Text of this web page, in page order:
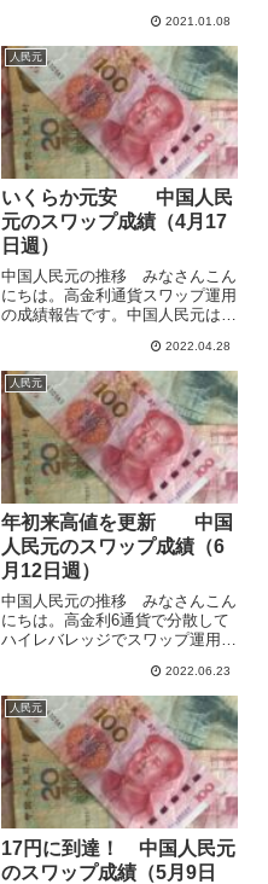
れています。高金利通貨と比較し
てかなり落ち着いています。運用
開始以来の損益の合計は前週
比-613円の+61,660円と...
2021.01.08
人民元
いくらか元安 中国人民
元のスワップ成績（4月17
日週）
中国人民元の推移 みなさんこん
にちは。高金利通貨スワップ運用
の成績報告です。中国人民元は通
で、どちらかというとメジャー通
貨と似た動きをするので、運用通
貨の分散に有効と思われます。4
月17日週の人民元/円は19....
2022.04.28
人民元
年初来高値を更新 中国
人民元のスワップ成績（6
月12日週）
中国人民元の推移 みなさんこん
にちは。高金利6通貨で分散して
ハイレバレッジでスワップ運用し
そこ連動するので、このところの
ドル/円の上昇につれて人民元/円
も上昇していて、中国の経済の不
調をよそに運用はまあまあ順調...
2022.06.23
人民元
17円に到達！ 中国人民元
のスワップ成績（5月9日